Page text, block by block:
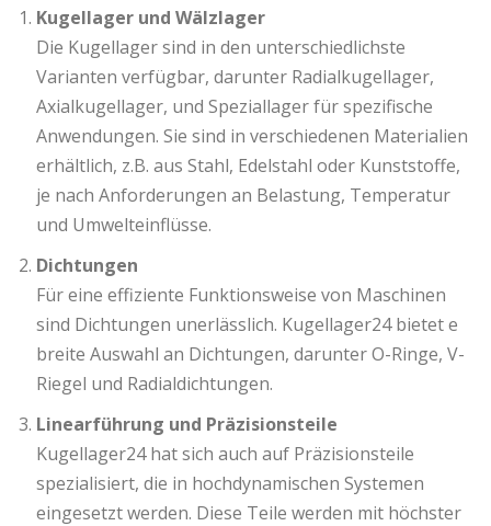
Kugellager und Wälzlager
Die Kugellager sind in den unterschiedlichste
Varianten verfügbar, darunter Radialkugellager,
Axialkugellager, und Speziallager für spezifische
Anwendungen. Sie sind in verschiedenen Materialien
erhältlich, z.B. aus Stahl, Edelstahl oder Kunststoffe,
je nach Anforderungen an Belastung, Temperatur
und Umwelteinflüsse.
Dichtungen
Für eine effiziente Funktionsweise von Maschinen
sind Dichtungen unerlässlich. Kugellager24 bietet e
breite Auswahl an Dichtungen, darunter O-Ringe, V-
Riegel und Radialdichtungen.
Linearführung und Präzisionsteile
Kugellager24 hat sich auch auf Präzisionsteile
spezialisiert, die in hochdynamischen Systemen
eingesetzt werden. Diese Teile werden mit höchster